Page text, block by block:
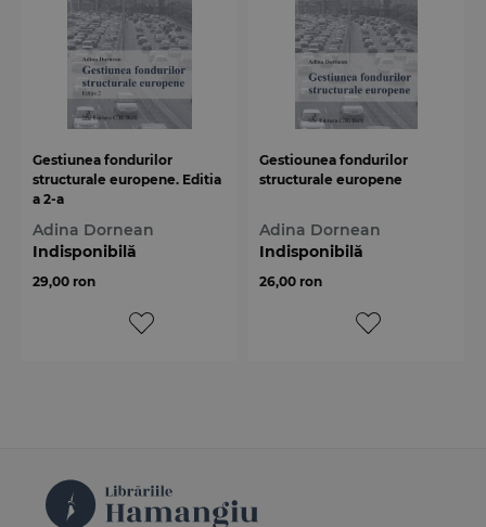
Gestiunea fondurilor
structurale europene. Editia
a 2-a
Adina Dornean
Indisponibilă
29,00 ron
Gestiounea fondurilor
structurale europene
Adina Dornean
Indisponibilă
26,00 ron